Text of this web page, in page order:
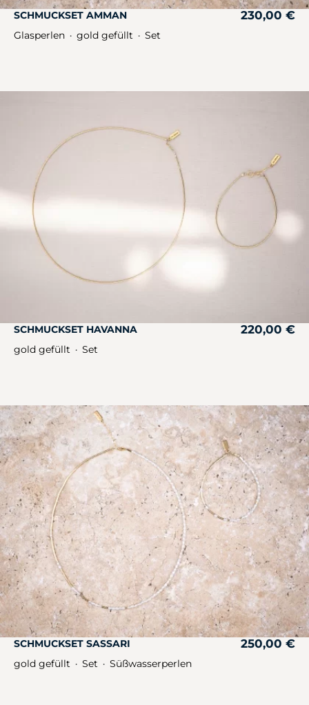
SCHMUCKSET AMMAN 230,00 €
Glasperlen ・ gold gefüllt ・ Set
SCHMUCKSET HAVANNA 220,00 €
gold gefüllt ・ Set
SCHMUCKSET SASSARI 250,00 €
gold gefüllt ・ Set ・ Süßwasserperlen